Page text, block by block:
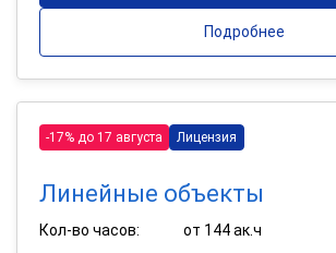
Подробнее
-17% до 17 августа Лицензия
Линейные объекты
Кол-во часов:
от 144 ак.ч